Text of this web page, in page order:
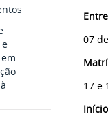
07
17 e